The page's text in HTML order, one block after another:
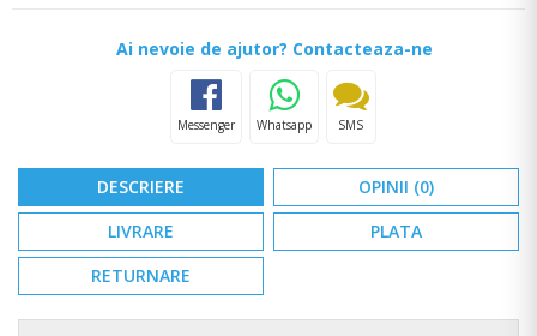
Ai nevoie de ajutor? Contacteaza-ne
Messenger Whatsapp SMS
DESCRIERE
OPINII (0)
LIVRARE
PLATA
RETURNARE